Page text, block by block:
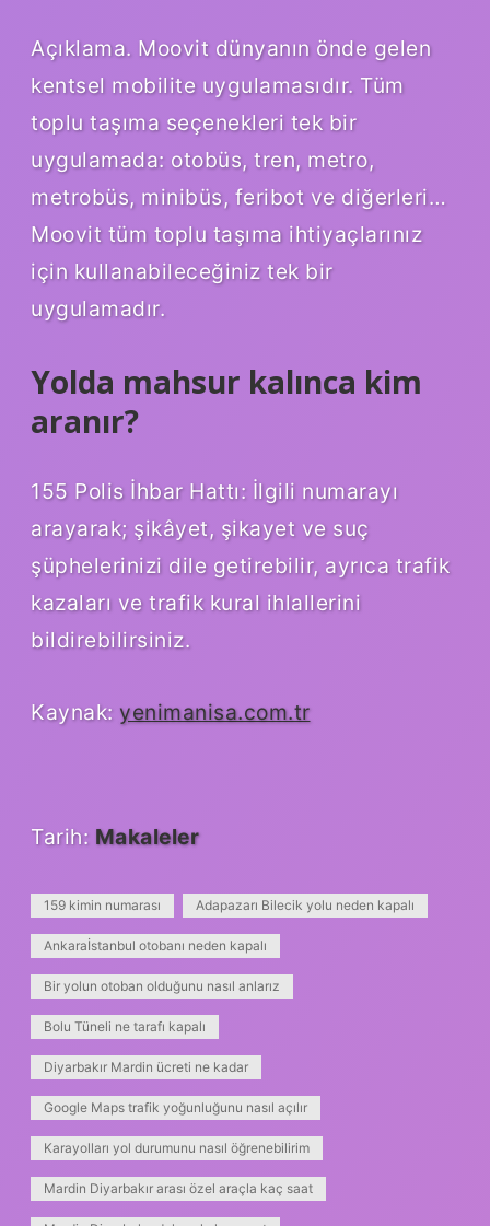
Açıklama. Moovit dünyanın önde gelen
kentsel mobilite uygulamasıdır. Tüm
toplu taşıma seçenekleri tek bir
uygulamada: otobüs, tren, metro,
metrobüs, minibüs, feribot ve diğerleri…
Moovit tüm toplu taşıma ihtiyaçlarınız
için kullanabileceğiniz tek bir
uygulamadır.
Yolda mahsur kalınca kim
aranır?
155 Polis İhbar Hattı: İlgili numarayı
arayarak; şikâyet, şikayet ve suç
şüphelerinizi dile getirebilir, ayrıca trafik
kazaları ve trafik kural ihlallerini
bildirebilirsiniz.
Kaynak: yenimanisa.com.tr
Tarih: Makaleler
159 kimin numarası Adapazarı Bilecik yolu neden kapalı
Ankaraİstanbul otobanı neden kapalı
Bir yolun otoban olduğunu nasıl anlarız
Bolu Tüneli ne tarafı kapalı
Diyarbakır Mardin ücreti ne kadar
Google Maps trafik yoğunluğunu nasıl açılır
Karayolları yol durumunu nasıl öğrenebilirim
Mardin Diyarbakır arası özel araçla kaç saat